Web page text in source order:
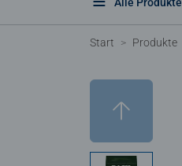
Start Produkte